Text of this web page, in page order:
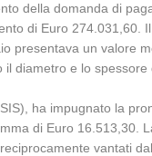
della domanda di
di Euro
presentava un
diametro e lo
ha impugnato la
di Euro 16.513,30.
vantati